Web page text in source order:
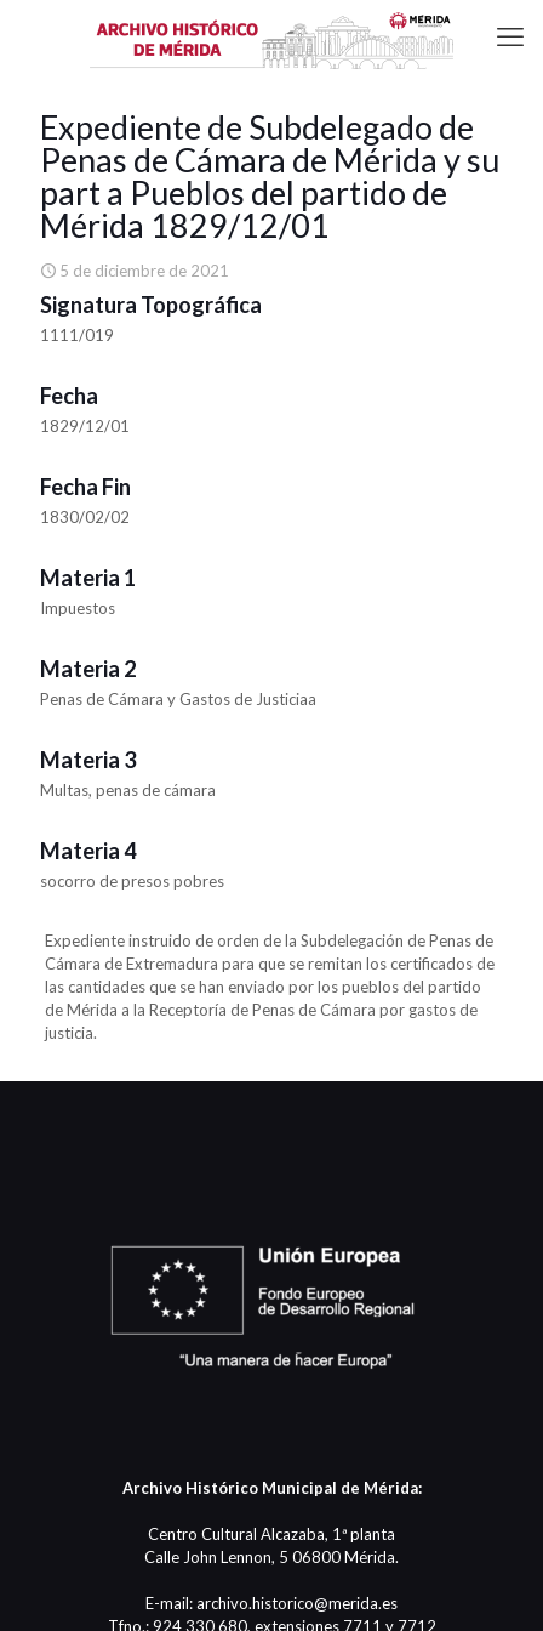
Expediente de Subdelegado de
Penas de Cámara de Mérida y su
part a Pueblos del partido de
Mérida 1829/12/01
5 de diciembre de 2021
Signatura Topográfica
1111/019
Fecha
1829/12/01
Fecha Fin
1830/02/02
Materia 1
Impuestos
Materia 2
Penas de Cámara y Gastos de Justiciaa
Materia 3
Multas, penas de cámara
Materia 4
socorro de presos pobres
Expediente instruido de orden de la Subdelegación de Penas de
Cámara de Extremadura para que se remitan los certificados de
las cantidades que se han enviado por los pueblos del partido
de Mérida a la Receptoría de Penas de Cámara por gastos de
justicia.
Archivo Histórico Municipal de Mérida:
Centro Cultural Alcazaba, 1ª planta
Calle John Lennon, 5 06800 Mérida.
E-mail: archivo.historico@merida.es
Tfno.: 924 330 680, extensiones 7711 y 7712